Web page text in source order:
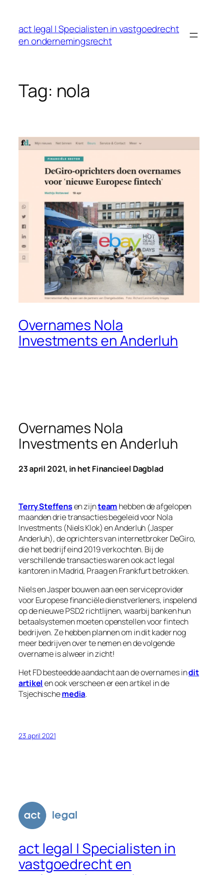
inhoud
act legal | Specialisten in vastgoedrecht
en ondernemingsrecht
Tag: nola
Overnames Nola
Investments en Anderluh
Overnames Nola
Investments en Anderluh
23 april 2021, in het Financieel Dagblad
Terry Steffensen zijnteam hebben de afgelopen
maanden drie transacties begeleid voor Nola
Investments (Niels Klok) en Anderluh (Jasper
Anderluh), de oprichters van internetbroker DeGiro,
die het bedrijf eind 2019 verkochten. Bij de
verschillende transacties waren ook act legal
kantoren in Madrid, Praag en Frankfurt betrokken.
Niels en Jasper bouwen aan een serviceprovider
voor Europese financiële dienstverleners, inspelend
op de nieuwe PSD2 richtlijnen, waarbij banken hun
betaalsystemen moeten openstellen voor fintech
bedrijven. Ze hebben plannen om in dit kader nog
meer bedrijven over te nemen en de volgende
overname is alweer in zicht!
Het FD besteedde aandacht aan de overnames indit
artikelen ook verscheen er een artikel in de
Tsjechischemedia.
23 april 2021
act legal | Specialisten in
vastgoedrecht en